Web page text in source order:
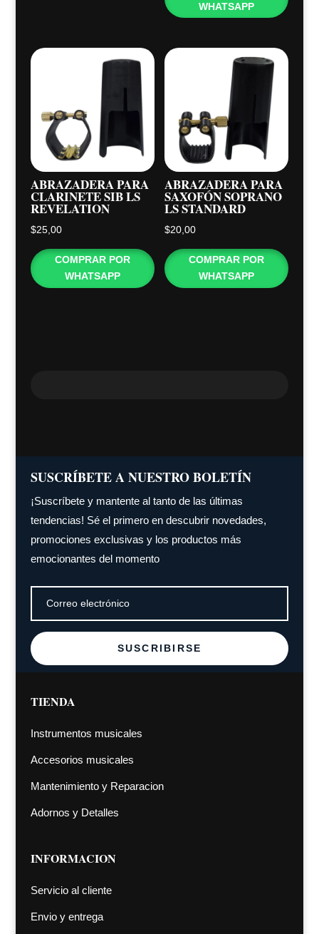
WHATSAPP
ABRAZADERA PARA
CLARINETE SIB LS
REVELATION
$25,00
COMPRAR POR
WHATSAPP
ABRAZADERA PARA
SAXOFÓN SOPRANO
LS STANDARD
$20,00
COMPRAR POR
WHATSAPP
SUSCRÍBETE A NUESTRO BOLETÍN
¡Suscríbete y mantente al tanto de las últimas
tendencias! Sé el primero en descubrir novedades,
promociones exclusivas y los productos más
emocionantes del momento
SUSCRIBIRSE
TIENDA
Instrumentos musicales
Accesorios musicales
Mantenimiento y Reparacion
Adornos y Detalles
INFORMACION
Servicio al cliente
Envio y entrega